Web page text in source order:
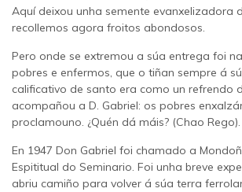
Aquí deixou unha semente evanxelizadora
recollemos agora froitos abondosos.
Pero onde se extremou a súa entrega foi
pobres e enfermos, que o tiñan sempre á
calificativo de santo era como un refrendo
acompañou a D. Gabriel: os pobres
proclamouno. ¿Quén dá máis? (Chao Rego).
En 1947 Don Gabriel foi chamado a
Espititual do Seminario. Foi unha breve
abriu camiño para volver á súa terra